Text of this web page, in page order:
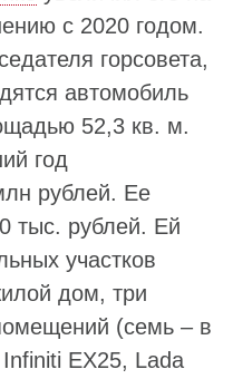
с 2020 годом.
горсовета,
автомобиль
52,3 кв. м.
год
рублей. Ее
тыс. рублей. Ей
участков
дом, три
(семь – в
EX25, Lada